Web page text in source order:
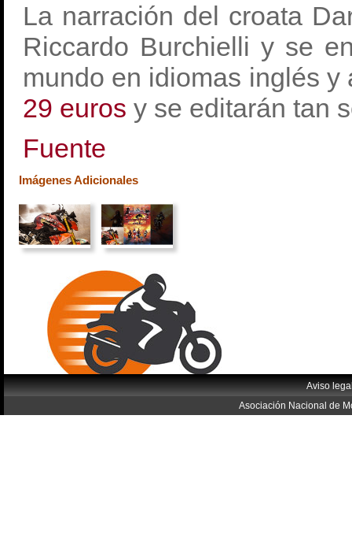
La narración del croata
Riccardo Burchielli y se
mundo en idiomas inglés
29 euros y se editarán tan
Fuente
Imágenes Adicionales
Aviso
Asociación Nacional de